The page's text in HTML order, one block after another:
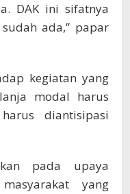
DAK ini sifatnya
ada,” papar
kegiatan yang
modal harus
diantisipasi
pada upaya
yang